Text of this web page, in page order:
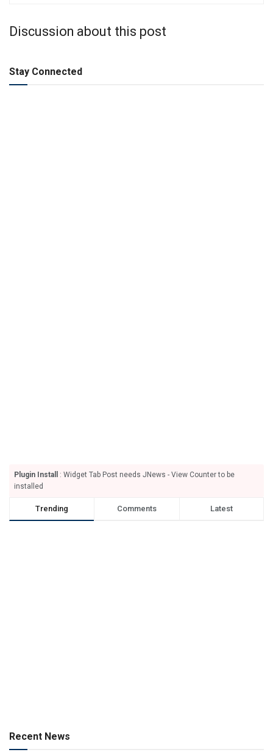
Discussion about this post
Stay Connected
Plugin Install
: Widget Tab Post needs JNews - View Counter to be
installed
Trending Comments Latest
Recent News